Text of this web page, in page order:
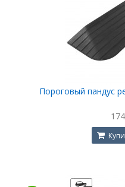
Пороговый пандус